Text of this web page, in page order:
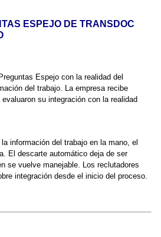
ESPEJO DE TRANSDOC
Espejo con la realidad del
del trabajo. La empresa recibe
su integración con la realidad
información del trabajo en la mano, el
El descarte automático deja de ser
se vuelve manejable. Los reclutadores
integración desde el inicio del proceso.